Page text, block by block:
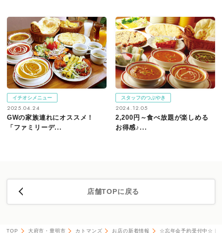
イチオシメニュー
2025.04.24
GWの家族連れにオススメ！
「ファミリーデ...
スタッフのつぶやき
2024.12.05
2,200円～食べ放題が楽しめる
お得感♪...
店舗TOPに戻る
TOP 大府市・豊明市 カトマンズ お店の新着情報 ☆忘年会予約受付中☆｜